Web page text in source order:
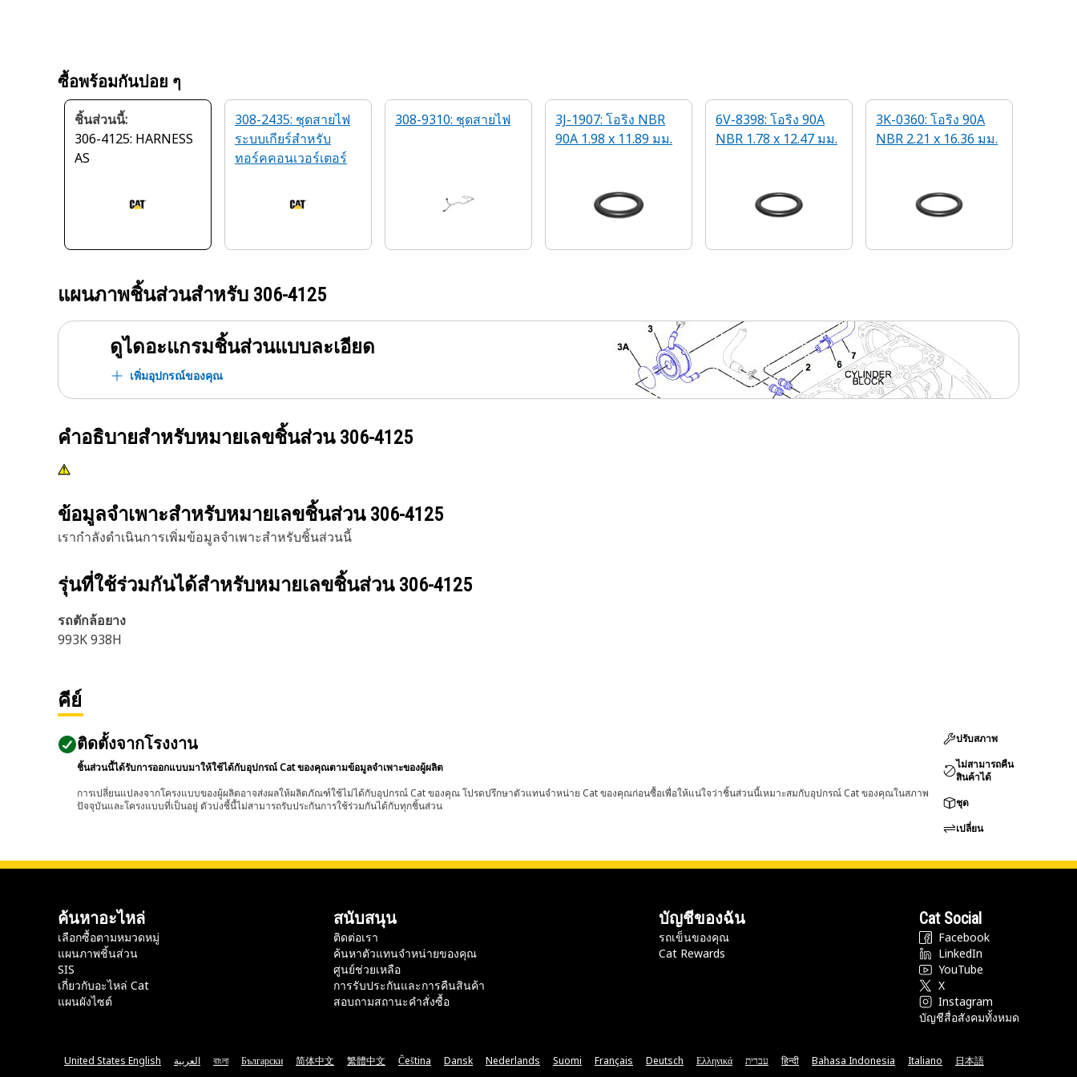
ซื้อพร้อมกันบ่อย ๆ
ชิ้นส่วนนี้:
306-4125: HARNESS
AS
308-2435: ชุดสายไฟ
ระบบเกียร์สำหรับ
ทอร์คคอนเวอร์เตอร์
308-9310: ชุดสายไฟ
3J-1907: โอริง NBR
90A 1.98 x 11.89 มม.
6V-8398: โอริง 90A
NBR 1.78 x 12.47 มม.
3K-0360: โอริง 90A
NBR 2.21 x 16.36 มม.
แผนภาพชิ้นส่วนสำหรับ 306-4125
ดูไดอะแกรมชิ้นส่วนแบบละเอียด
เพิ่มอุปกรณ์ของคุณ
คำอธิบายสำหรับหมายเลขชิ้นส่วน 306-4125
ข้อมูลจำเพาะสำหรับหมายเลขชิ้นส่วน 306-4125
เรากำลังดำเนินการเพิ่มข้อมูลจำเพาะสำหรับชิ้นส่วนนี้
รุ่นที่ใช้ร่วมกันได้สำหรับหมายเลขชิ้นส่วน 306-4125
รถตักล้อยาง
993K 938H
คีย์
ติดตั้งจากโรงงาน
ชิ้นส่วนนี้ได้รับการออกแบบมาให้ใช้ได้กับอุปกรณ์ Cat ของคุณตามข้อมูลจำเพาะของผู้ผลิต
การเปลี่ยนแปลงจากโครงแบบของผู้ผลิตอาจส่งผลให้ผลิตภัณฑ์ใช้ไม่ได้กับอุปกรณ์ Cat ของคุณ โปรดปรึกษาตัวแทนจำหน่าย Cat ของคุณก่อนซื้อเพื่อให้แน่ใจว่าชิ้นส่วนนี้เหมาะสมกับอุปกรณ์ Cat ของคุณในสภาพ
ปัจจุบันและโครงแบบที่เป็นอยู่ ตัวบ่งชี้นี้ไม่สามารถรับประกันการใช้ร่วมกันได้กับทุกชิ้นส่วน
ปรับสภาพ
ไม่สามารถคืน
สินค้าได้
ชุด
เปลี่ยน
ค้นหาอะไหล่
เลือกซื้อตามหมวดหมู่
แผนภาพชิ้นส่วน
SIS
เกี่ยวกับอะไหล่ Cat
แผนผังไซต์
สนับสนุน
ติดต่อเรา
ค้นหาตัวแทนจำหน่ายของคุณ
ศูนย์ช่วยเหลือ
การรับประกันและการคืนสินค้า
สอบถามสถานะคำสั่งซื้อ
บัญชีของฉัน
รถเข็นของคุณ
Cat Rewards
Cat Social
Facebook
LinkedIn
YouTube
X
Instagram
บัญชีสื่อสังคมทั้งหมด
United States English العربية বাংলা Български 简体中文 繁體中文 Čeština Dansk Nederlands Suomi Français Deutsch Ελληνικά עברית हिन्दी Bahasa Indonesia Italiano 日本語